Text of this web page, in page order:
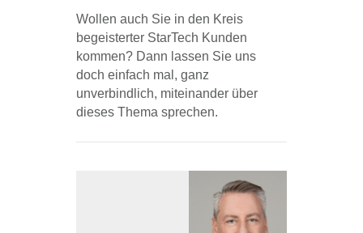
Wollen auch Sie in den Kreis
begeisterter StarTech Kunden
kommen? Dann lassen Sie uns
doch einfach mal, ganz
unverbindlich, miteinander über
dieses Thema sprechen.